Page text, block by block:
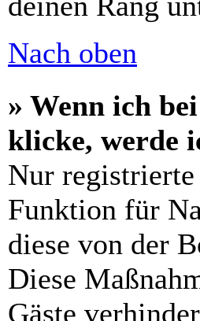
Nach oben
» Wenn ich
klicke, werde
Nur
Funktion für
diese von der
Diese
Gäste